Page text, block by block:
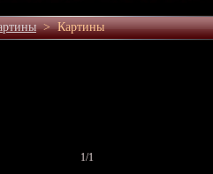
>Картины
1/1